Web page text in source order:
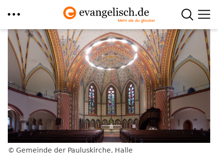
Direkt
zum
Inhalt
Gemeinde der Pauluskirche, Halle